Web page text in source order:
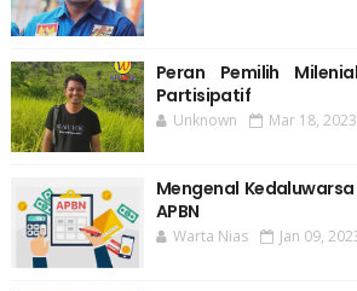
Peran Pemilih
Partisipatif
Unknown Mar 18, 2023
Mengenal
APBN
Warta Nias Jan 09,